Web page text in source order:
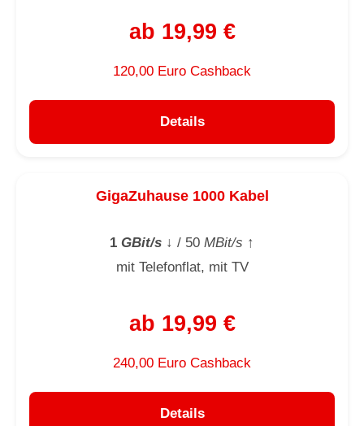
ab 19,99 €
120,00 Euro Cashback
Details
GigaZuhause 1000 Kabel
1 GBit/s ↓ / 50 MBit/s ↑
mit Telefonflat, mit TV
ab 19,99 €
240,00 Euro Cashback
Details